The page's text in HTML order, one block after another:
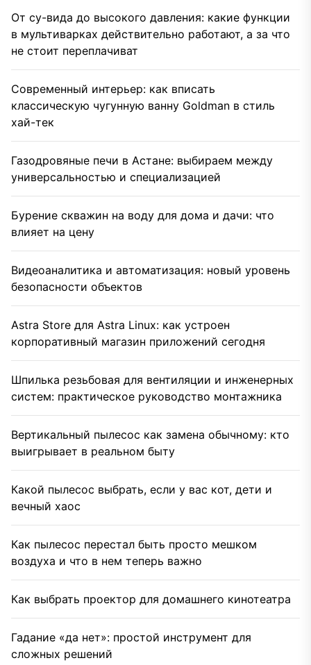
От су-вида до высокого давления: какие функции
в мультиварках действительно работают, а за что
не стоит переплачиват
Современный интерьер: как вписать
классическую чугунную ванну Goldman в стиль
хай-тек
Газодровяные печи в Астане: выбираем между
универсальностью и специализацией
Бурение скважин на воду для дома и дачи: что
влияет на цену
Видеоаналитика и автоматизация: новый уровень
безопасности объектов
Astra Store для Astra Linux: как устроен
корпоративный магазин приложений сегодня
Шпилька резьбовая для вентиляции и инженерных
систем: практическое руководство монтажника
Вертикальный пылесос как замена обычному: кто
выигрывает в реальном быту
Какой пылесос выбрать, если у вас кот, дети и
вечный хаос
Как пылесос перестал быть просто мешком
воздуха и что в нем теперь важно
Как выбрать проектор для домашнего кинотеатра
Гадание «да нет»: простой инструмент для
сложных решений